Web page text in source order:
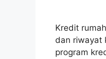
Kredit
dan riwayat
program